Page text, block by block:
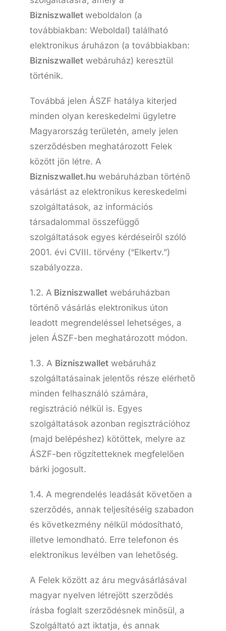
Bizniszwalletweboldalon (a
továbbiakban: Weboldal) található
elektronikus áruházon (a továbbiakban:
Bizniszwallet webáruház) keresztül
történik.
Továbbá jelen ÁSZF hatálya kiterjed
minden olyan kereskedelmi ügyletre
Magyarország területén, amely jelen
szerződésben meghatározott Felek
között jön létre. A
Bizniszwallet.hu webáruházban történő
vásárlást az elektronikus kereskedelmi
szolgáltatások, az információs
társadalommal összefüggő
szolgáltatások egyes kérdéseiről szóló
2001. évi CVIII. törvény (“Elkertv.”)
szabályozza.
1.2. A Bizniszwallet webáruházban
történő vásárlás elektronikus úton
leadott megrendeléssel lehetséges, a
jelen ÁSZF-ben meghatározott módon.
1.3. A Bizniszwallet webáruház
szolgáltatásainak jelentős része elérhető
minden felhasználó számára,
regisztráció nélkül is. Egyes
szolgáltatások azonban regisztrációhoz
(majd belépéshez) kötöttek, melyre az
ÁSZF-ben rögzítetteknek megfelelően
bárki jogosult.
1.4. A megrendelés leadását követően a
szerződés, annak teljesítéséig szabadon
és következmény nélkül módosítható,
illetve lemondható. Erre telefonon és
elektronikus levélben van lehetőség.
A Felek között az áru megvásárlásával
magyar nyelven létrejött szerződés
írásba foglalt szerződésnek minősül, a
Szolgáltató azt iktatja, és annak